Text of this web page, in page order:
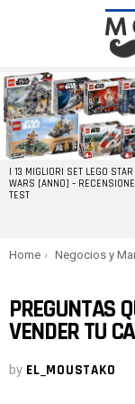
LATEST
STORIES
I 13 MIGLIORI SET LEGO STAR
WARS [ANNO] –
TEST
You are here:
Home Negocios y
PREGUNTAS
VENDER TU
by EL_MOUSTAKO